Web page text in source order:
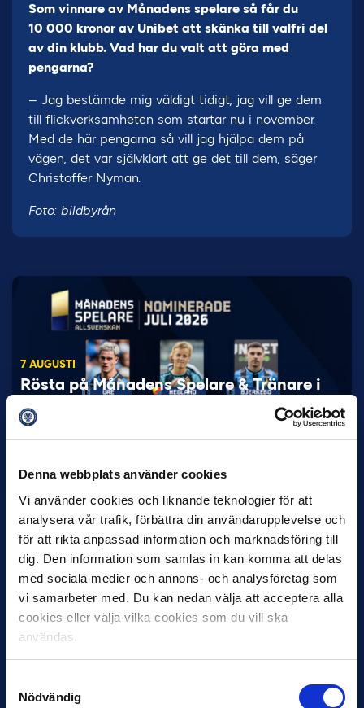
Denna webbplats använder cookies
Vi använder cookies och liknande teknologier för att
analysera vår trafik, förbättra din användarupplevelse och
för att rikta anpassad information och marknadsföring till
dig. Den information som samlas in kan komma att delas
med sociala medier och annons- och analysföretag som
vi samarbeter med. Du kan nedan välja att acceptera alla
cookies eller välja vilka cookies som du vill ska
användas.
Nödvändig
Som vinnare av Månadens spelare så får du
10 000 kronor av Unibet att skänka till valfri del
av din klubb. Vad har du valt att göra med
pengarna?
– Jag bestämde mig väldigt tidigt, jag vill ge dem
till flickverksamheten som startar nu i november.
Med de här pengarna så vill jag hjälpa dem på
vägen, det var självklart att ge det till dem, säger
Christoffer Nyman.
Foto: bildbyrån
7 AUGUSTI
Rösta på Månadens Spelare & Tränare i
juli
IK Sirius fortsätter att sätta tonen i Allsvenskan med sin
Joachim Björklund tar över IFK Göteborg